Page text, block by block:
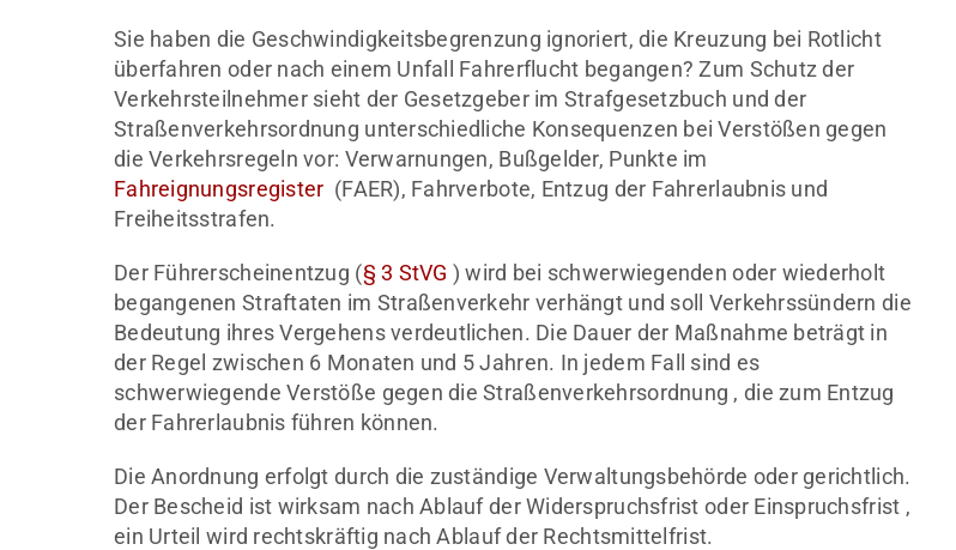
Sie haben die Geschwindigkeitsbegrenzung ignoriert, die Kreuzung bei Rotlicht
überfahren oder nach einem Unfall Fahrerflucht begangen? Zum Schutz der
Verkehrsteilnehmer sieht der Gesetzgeber im Strafgesetzbuch und der
Straßenverkehrsordnung unterschiedliche Konsequenzen bei Verstößen gegen
die Verkehrsregeln vor: Verwarnungen, Bußgelder, Punkte im
Fahreignungsregister (FAER), Fahrverbote, Entzug der Fahrerlaubnis und
Freiheitsstrafen.
Der Führerscheinentzug (§ 3 StVG ) wird bei schwerwiegenden oder wiederholt
begangenen Straftaten im Straßenverkehr verhängt und soll Verkehrssündern die
Bedeutung ihres Vergehens verdeutlichen. Die Dauer der Maßnahme beträgt in
der Regel zwischen 6 Monaten und 5 Jahren. In jedem Fall sind es
schwerwiegende Verstöße gegen die Straßenverkehrsordnung , die zum Entzug
der Fahrerlaubnis führen können.
Die Anordnung erfolgt durch die zuständige Verwaltungsbehörde oder gerichtlich.
Der Bescheid ist wirksam nach Ablauf der Widerspruchsfrist oder Einspruchsfrist ,
ein Urteil wird rechtskräftig nach Ablauf der Rechtsmittelfrist.